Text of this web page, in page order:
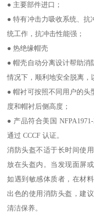
● 主要部件进口；
● 特有冲击力吸收系统、抗
统工作，抗冲击性能强；
● 热绝缘帽壳
● 帽壳自动分离设计帮助消
情况下，顺利地安全脱离，
● 帽衬可按照不同用户的头
度和帽衬后侧高度；
● 产品符合美国
通过 CCCF 认证。
消防头盔不适于长时间使
放在头盔内。当发现面屏
如遇到敏感体质者，在材
出色的使用消防头盔，建
清洁保养。